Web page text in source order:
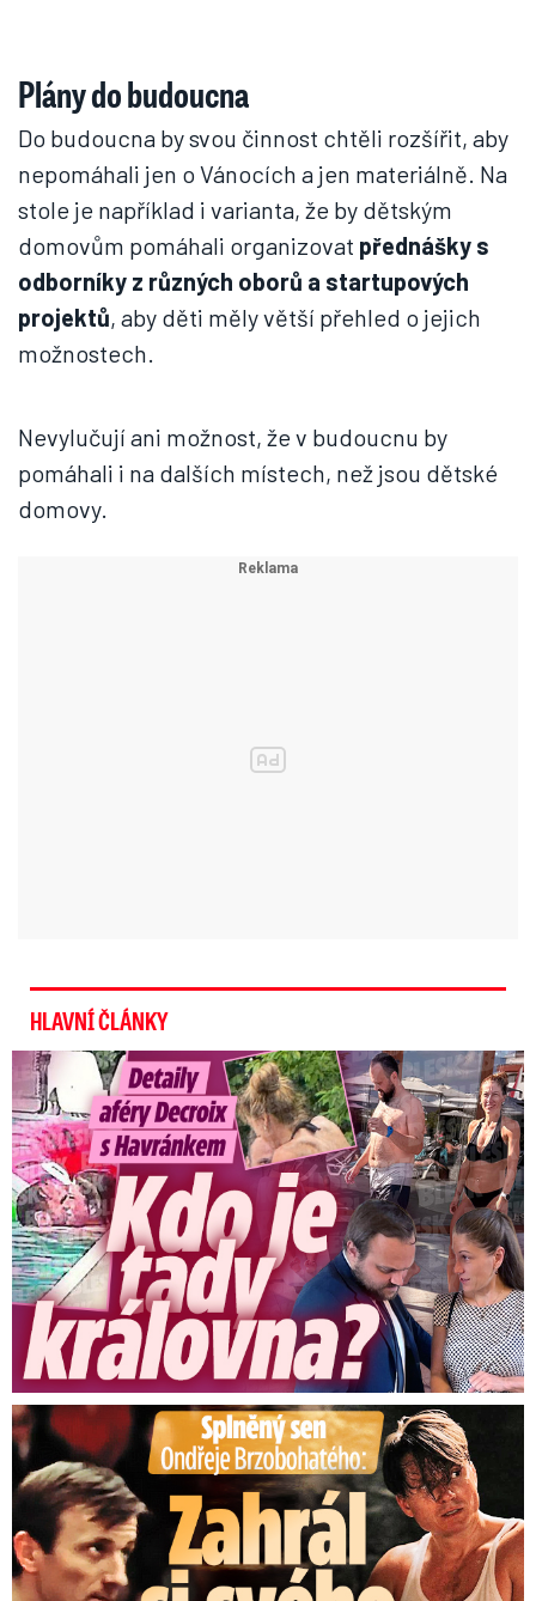
Plány do budoucna
Do budoucna by svou činnost chtěli rozšířit, aby
nepomáhali jen o Vánocích a jen materiálně. Na
stole je například i varianta, že by dětským
domovům pomáhali organizovat přednášky s
odborníky z různých oborů a startupových
projektů, aby děti měly větší přehled o jejich
možnostech.
Nevylučují ani možnost, že v budoucnu by
pomáhali i na dalších místech, než jsou dětské
domovy.
HLAVNÍ ČLÁNKY
Detaily aféry Decroix s Havránkem: Kdo je tady královna?
Splněný sen Ondřeje Brzobohatého: Zahrál si svého tátu